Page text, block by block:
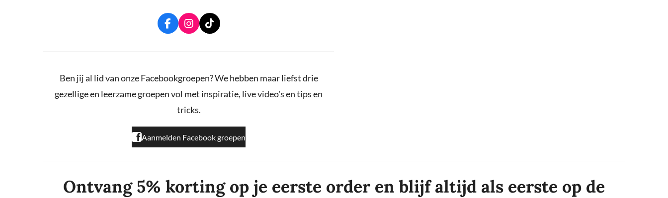
F
a
o
k
I
n
r
a
T
i
k
Ben jij al lid van onze Facebookgroepen? We hebben maar liefst drie
gezellige en leerzame groepen vol met inspiratie, live video's en tips en
tricks.
Aanmelden Facebook groepen
Ontvang 5% korting op je eerste order en blijf altijd als eerste op de